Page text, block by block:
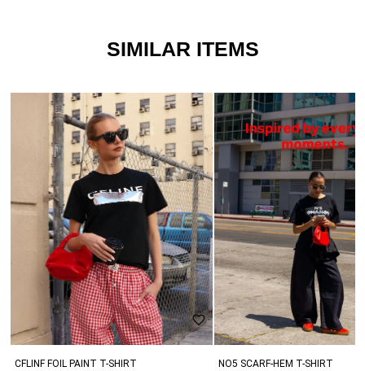
色味が異なる場合がございます。
▼実物に近い色は、着用以外の色名が付いた画像が１番近い色にな
ります。
▼サイズはスタッフが平置きでメジャー計測したものになります。
商品により若干の誤差が生じる場合がございます。
▼ご購入の際に1回の決済で当店が定めている金額以上であれば送
料無料となります。再度、別決済でご購入する際は同梱は出来かね
ます。
▼多くのお客様からアクセスいただいておりますので、他のお客様
と同じタイミングで商品をカートに入れてしまった場合、ご注文頂
いた商品が欠品となる場合もございます。
その場合は、在庫切れのお詫びメールとともに、欠品分の商品をキ
ャンセルした内容にて商品を手配させていただきます。
SIMILAR ITEMS
CFLINF FOIL PAINT T-SHIRT
NO5 SCARF-HEM T-SHIRT